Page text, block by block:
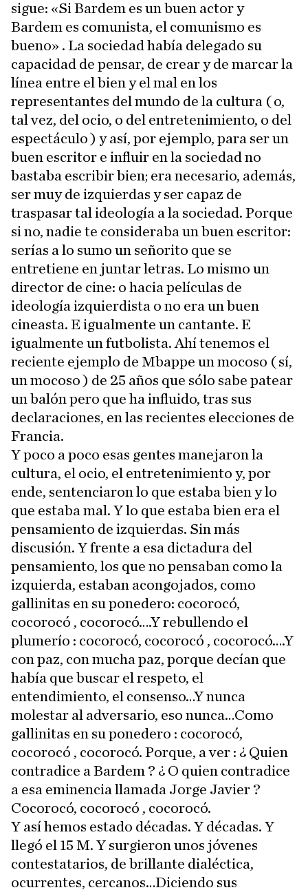
sigue: «Si Bardem es un buen actor y
Bardem es comunista, el comunismo es
bueno» . La sociedad había delegado su
capacidad de pensar, de crear y de marcar la
línea entre el bien y el mal en los
representantes del mundo de la cultura ( o,
tal vez, del ocio, o del entretenimiento, o del
espectáculo ) y así, por ejemplo, para ser un
buen escritor e influir en la sociedad no
bastaba escribir bien; era necesario, además,
ser muy de izquierdas y ser capaz de
traspasar tal ideología a la sociedad. Porque
si no, nadie te consideraba un buen escritor:
serías a lo sumo un señorito que se
entretiene en juntar letras. Lo mismo un
director de cine: o hacia películas de
ideología izquierdista o no era un buen
cineasta. E igualmente un cantante. E
igualmente un futbolista. Ahí tenemos el
reciente ejemplo de Mbappe un mocoso ( sí,
un mocoso ) de 25 años que sólo sabe patear
un balón pero que ha influido, tras sus
declaraciones, en las recientes elecciones de
Francia.
Y poco a poco esas gentes manejaron la
cultura, el ocio, el entretenimiento y, por
ende, sentenciaron lo que estaba bien y lo
que estaba mal. Y lo que estaba bien era el
pensamiento de izquierdas. Sin más
discusión. Y frente a esa dictadura del
pensamiento, los que no pensaban como la
izquierda, estaban acongojados, como
gallinitas en su ponedero: cocorocó,
cocorocó , cocorocó….Y rebullendo el
plumerío : cocorocó, cocorocó , cocorocó….Y
con paz, con mucha paz, porque decían que
había que buscar el respeto, el
entendimiento, el consenso…Y nunca
molestar al adversario, eso nunca…Como
gallinitas en su ponedero : cocorocó,
cocorocó , cocorocó. Porque, a ver : ¿ Quien
contradice a Bardem ? ¿ O quien contradice
a esa eminencia llamada Jorge Javier ?
Cocorocó, cocorocó , cocorocó.
Y así hemos estado décadas. Y décadas. Y
llegó el 15 M. Y surgieron unos jóvenes
contestatarios, de brillante dialéctica,
ocurrentes, cercanos…Diciendo sus